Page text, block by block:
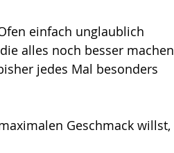
einfach unglaublich
alles noch besser machen
jedes Mal besonders
Geschmack willst,